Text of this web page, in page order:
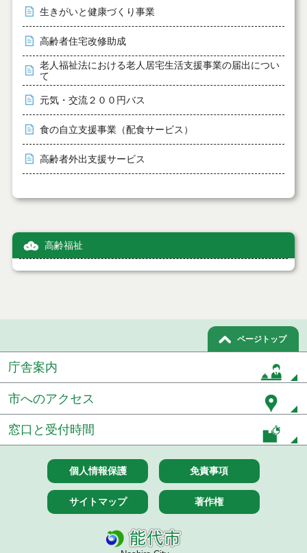
生きがいと健康づくり事業
高齢者住宅改修助成
老人福祉法における老人居宅生活支援事業の届出につい
て
元気・交流２００円バス
食の自立支援事業（配食サービス）
高齢者外出支援サービス
高齢福祉
ページトップ
庁舎案内
市へのアクセス
窓口と受付時間
個人情報保護 免責事項
サイトマップ 著作権